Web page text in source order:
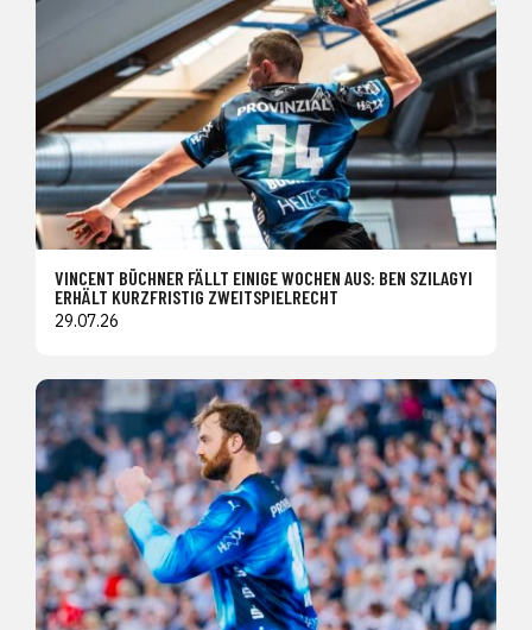
VINCENT BÜCHNER FÄLLT EINIGE WOCHEN AUS: BEN SZILAGYI
ERHÄLT KURZFRISTIG ZWEITSPIELRECHT
29.07.26